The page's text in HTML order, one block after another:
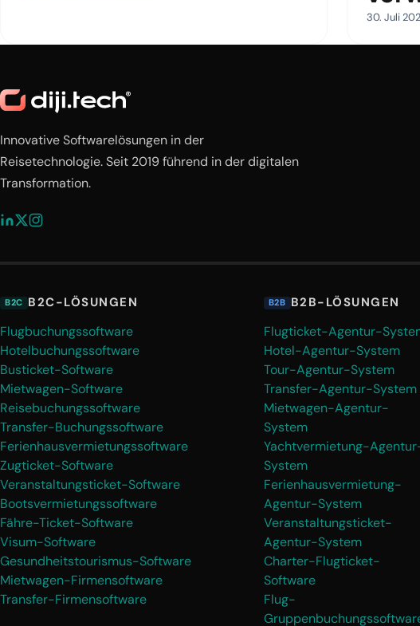
30. Juli
Innovative Softwarelösungen in der
Reisetechnologie. Seit 2019 führend in der digitalen
Transformation.
B2C B2C-LÖSUNGEN
Flugbuchungssoftware
Hotelbuchungssoftware
Busticket-Software
Mietwagen-Software
Reisebuchungssoftware
Transfer-Buchungssoftware
Ferienhausvermietungssoftware
Zugticket-Software
Veranstaltungsticket-Software
Bootsvermietungssoftware
Fähre-Ticket-Software
Visum-Software
Gesundheitstourismus-Software
Mietwagen-Firmensoftware
Transfer-Firmensoftware
B2B B2B-LÖSUNGEN
Flugticket-Agentur-
Hotel-Agentur-System
Tour-Agentur-System
Transfer-Agentur-System
Mietwagen-Agentur-
System
Yachtvermietung-
System
Ferienhausvermietung-
Agentur-System
Veranstaltungsticket-
Agentur-System
Charter-Flugticket-
Software
Flug-